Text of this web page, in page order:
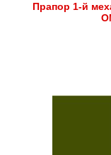
Прапор 1-й